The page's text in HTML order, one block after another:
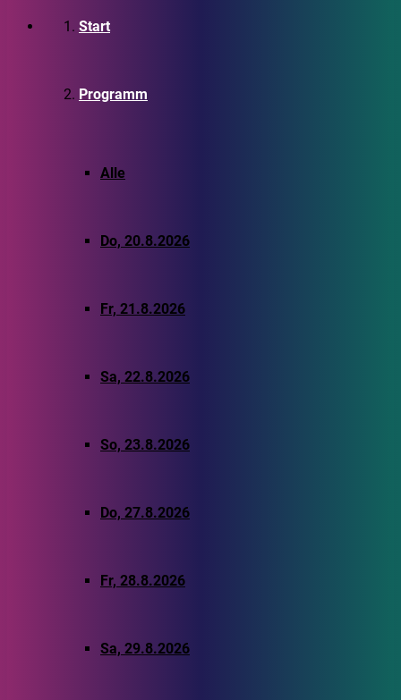
Start
Programm
Alle
Do, 20.8.2026
Fr, 21.8.2026
Sa, 22.8.2026
So, 23.8.2026
Do, 27.8.2026
Fr, 28.8.2026
Sa, 29.8.2026